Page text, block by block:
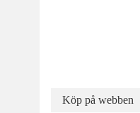
Köp på webben